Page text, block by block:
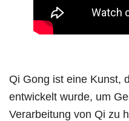
Qi Gong ist eine Kunst,
entwickelt wurde, um
Verarbeitung von Qi zu